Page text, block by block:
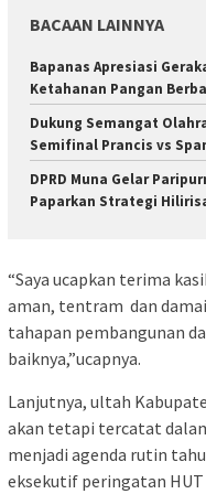
BACAAN LAINNYA
Bapanas Apresiasi
Ketahanan Pangan
Dukung Semangat
Semifinal Prancis vs
DPRD Muna Gelar
Paparkan Strategi
“Saya ucapkan terima
aman, tentram dan
tahapan pembangunan
baiknya,”ucapnya.
Lanjutnya, ultah
akan tetapi tercatat
menjadi agenda rutin
eksekutif peringatan HUT